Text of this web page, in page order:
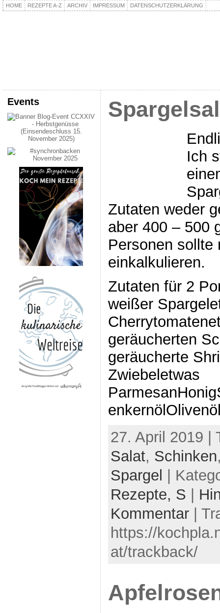
HOME REZEPTE A-Z ARCHIV IMPRESSUM DATENSCHUTZERKLÄRUNG
Events
Ich
Zutaten weder
aber 400 – 500
Personen sollte
einkalkulieren.
Zutaten für 2
weißer
geräucherten
geräucherte
Zwiebeletwas
27. April 2019 |
Salat, Schinken
Spargel
|
Rezepte, S
Kommentar|
https://
at/trackback/